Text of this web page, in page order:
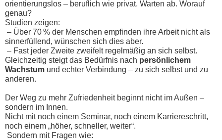
orientierungslos – beruflich wie privat. Warten ab. Worauf
genau?
Studien zeigen:
– Über 70 % der Menschen empfinden ihre Arbeit nicht als
sinnerfüllend, wünschen sich dies aber.
– Fast jeder Zweite zweifelt regelmäßig an sich selbst.
Gleichzeitig steigt das Bedürfnis nach persönlichem
Wachstum und echter Verbindung – zu sich selbst und zu
anderen.
Der Weg zu mehr Zufriedenheit beginnt nicht im Außen –
sondern im Innen.
Nicht mit noch einem Seminar, noch einem Karriereschritt,
noch einem „höher, schneller, weiter“.
Sondern mit Fragen wie: